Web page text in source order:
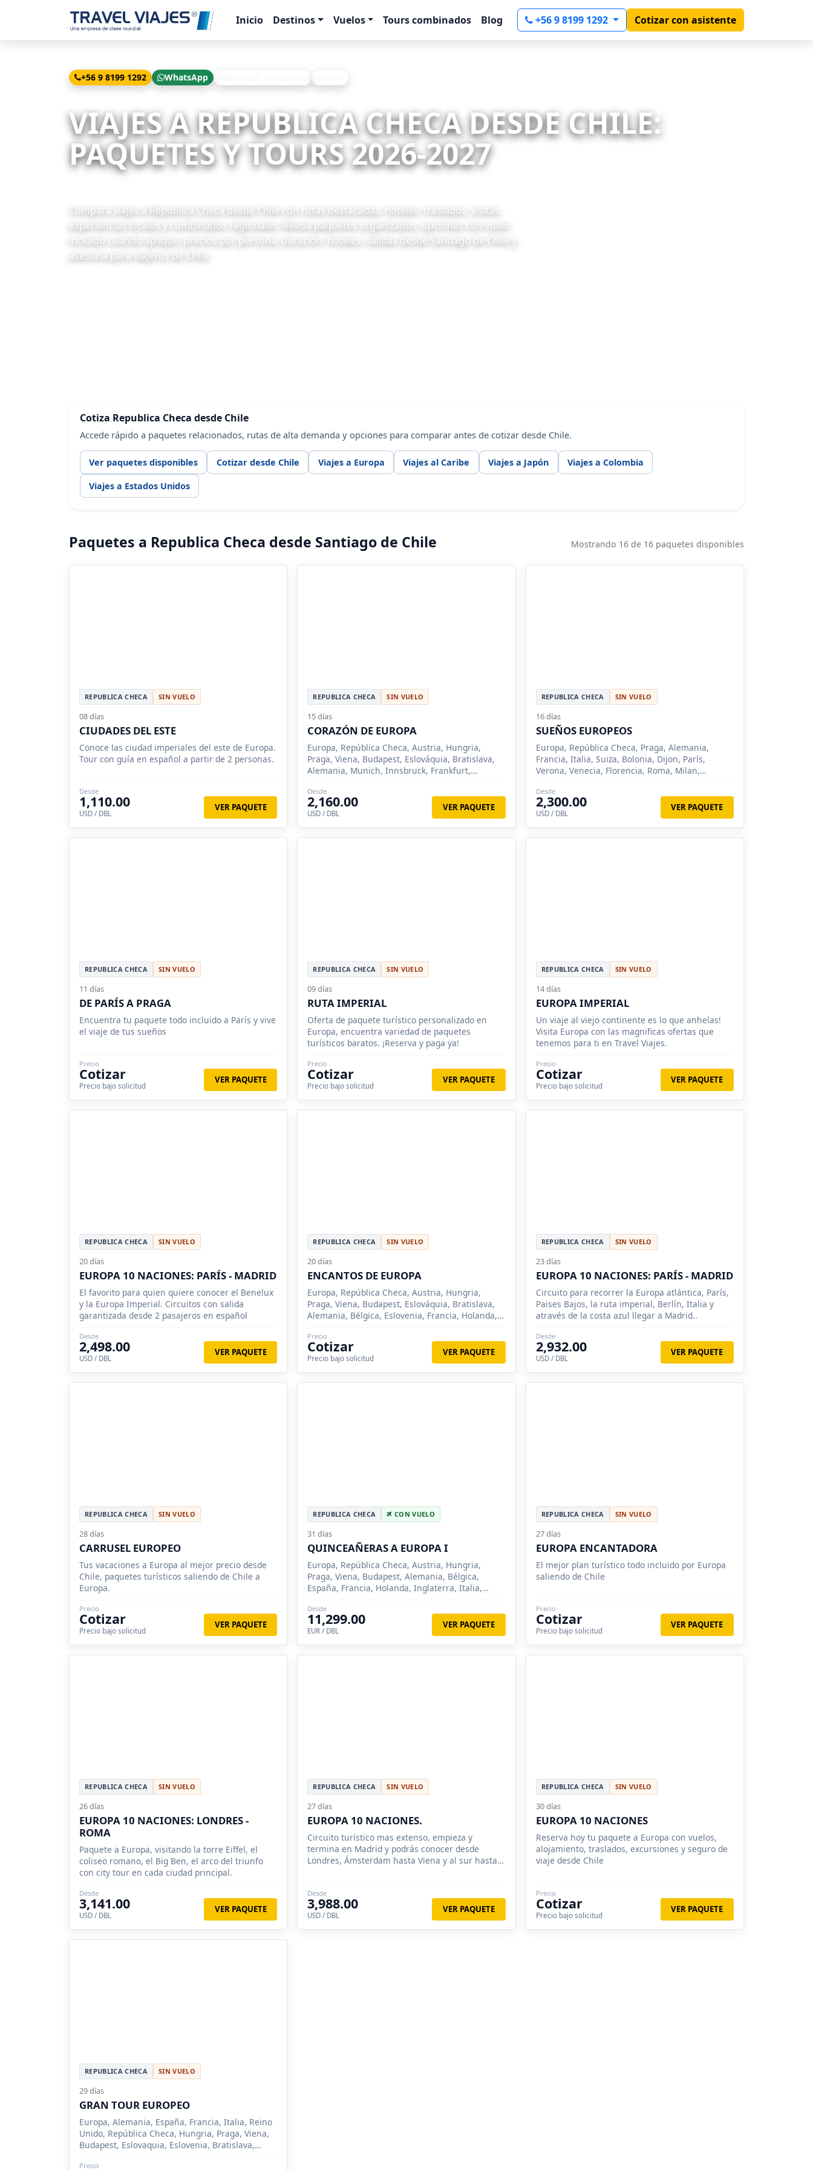
Inicio Destinos Vuelos Tours combinados Blog +56 9 8199 1292 Cotizar con asistente
+56 9 8199 1292 WhatsApp
VIAJES A REPUBLICA CHECA DESDE CHILE:
PAQUETES Y TOURS 2026-2027
Compara viajes a Republica Checa desde Chile con rutas destacadas, hoteles, traslados, visitas,
experiencias locales y combinados regionales. Revisa paquetes organizados, opciones con vuelo
incluido cuando aplique, precios por persona, duración, hoteles, salidas desde Santiago de Chile y
asesoría para viajeros de Chile.
Cotiza Republica Checa desde Chile
Accede rápido a paquetes relacionados, rutas de alta demanda y opciones para comparar antes de cotizar desde Chile.
Ver paquetes disponibles Cotizar desde Chile Viajes a Europa Viajes al Caribe Viajes a Japón Viajes a Colombia
Viajes a Estados Unidos
Paquetes a Republica Checa desde Santiago de Chile Mostrando 16 de 16 paquetes disponibles
REPUBLICA CHECA SIN VUELO
08 días
CIUDADES DEL ESTE
Conoce las ciudad imperiales del este de Europa.
Tour con guía en español a partir de 2 personas.
Desde
1,110.00
USD / DBL
VER PAQUETE
REPUBLICA CHECA SIN VUELO
15 días
CORAZÓN DE EUROPA
Europa, República Checa, Austria, Hungria,
Praga, Viena, Budapest, Eslováquia, Bratislava,
Alemania, Munich, Innsbruck, Frankfurt,
Desde
2,160.00
USD / DBL
VER PAQUETE
REPUBLICA CHECA SIN VUELO
16 días
SUEÑOS EUROPEOS
Europa, República Checa, Praga, Alemania,
Francia, Italia, Suiza, Bolonia, Dijon, París,
Verona, Venecia, Florencia, Roma, Milan,
Zurich, Nuremberg, Siena
Desde
2,300.00
USD / DBL
VER PAQUETE
REPUBLICA CHECA SIN VUELO
11 días
DE PARÍS A PRAGA
Encuentra tu paquete todo incluido a París y vive
el viaje de tus sueños
Precio
Cotizar
Precio bajo solicitud
VER PAQUETE
REPUBLICA CHECA SIN VUELO
09 días
RUTA IMPERIAL
Oferta de paquete turístico personalizado en
Europa, encuentra variedad de paquetes
turísticos baratos. ¡Reserva y paga ya!
Precio
Cotizar
Precio bajo solicitud
VER PAQUETE
REPUBLICA CHECA SIN VUELO
14 días
EUROPA IMPERIAL
Un viaje al viejo continente es lo que anhelas!
Visita Europa con las magnificas ofertas que
tenemos para ti en Travel Viajes.
Precio
Cotizar
Precio bajo solicitud
VER PAQUETE
REPUBLICA CHECA SIN VUELO
20 días
EUROPA 10 NACIONES: PARÍS - MADRID
El favorito para quien quiere conocer el Benelux
y la Europa Imperial. Circuitos con salida
garantizada desde 2 pasajeros en español
Desde
2,498.00
USD / DBL
VER PAQUETE
REPUBLICA CHECA SIN VUELO
20 días
ENCANTOS DE EUROPA
Europa, República Checa, Austria, Hungria,
Praga, Viena, Budapest, Eslováquia, Bratislava,
Alemania, Bélgica, Eslovenia, Francia, Holanda,
Bruselas, La Haya, Ámsterdam, Berlin, Dresden,
Liubliana, Hannover, Oberammergau, Füssen,
Stuttgart, Ulm, Tubinga, Gante, Estrasburgo
Precio
Cotizar
Precio bajo solicitud
VER PAQUETE
REPUBLICA CHECA SIN VUELO
23 días
EUROPA 10 NACIONES: PARÍS - MADRID
Circuito para recorrer la Europa atlántica, París,
Paises Bajos, la ruta imperial, Berlín, Italia y
através de la costa azul llegar a Madrid..
Desde
2,932.00
USD / DBL
VER PAQUETE
REPUBLICA CHECA SIN VUELO
28 días
CARRUSEL EUROPEO
Tus vacaciones a Europa al mejor precio desde
Chile, paquetes turísticos saliendo de Chile a
Europa.
Precio
Cotizar
Precio bajo solicitud
VER PAQUETE
REPUBLICA CHECA CON VUELO
31 días
QUINCEAÑERAS A EUROPA I
Europa, República Checa, Austria, Hungria,
Praga, Viena, Budapest, Alemania, Bélgica,
España, Francia, Holanda, Inglaterra, Italia,
Roma, Milan, Madrid, Zaragoza, Barcelona,
Londres, Brujas, Ámsterdam, Frankfurt, Pisa,
Lucerna, Nuremberg, Siena, Salzburgo
Desde
11,299.00
EUR / DBL
VER PAQUETE
REPUBLICA CHECA SIN VUELO
27 días
EUROPA ENCANTADORA
El mejor plan turístico todo incluido por Europa
saliendo de Chile
Precio
Cotizar
Precio bajo solicitud
VER PAQUETE
REPUBLICA CHECA SIN VUELO
26 días
EUROPA 10 NACIONES: LONDRES -
ROMA
Paquete a Europa, visitando la torre Eiffel, el
coliseo romano, el Big Ben, el arco del triunfo
con city tour en cada ciudad principal.
Desde
3,141.00
USD / DBL
VER PAQUETE
REPUBLICA CHECA SIN VUELO
27 días
EUROPA 10 NACIONES.
Circuito turístico mas extenso, empieza y
termina en Madrid y podrás conocer desde
Londres, Ámsterdam hasta Viena y al sur hasta
Desde
3,988.00
USD / DBL
VER PAQUETE
REPUBLICA CHECA SIN VUELO
30 días
EUROPA 10 NACIONES
Reserva hoy tu paquete a Europa con vuelos,
alojamiento, traslados, excursiones y seguro de
viaje desde Chile
Precio
Cotizar
Precio bajo solicitud
VER PAQUETE
REPUBLICA CHECA SIN VUELO
29 días
GRAN TOUR EUROPEO
Europa, Alemania, España, Francia, Italia, Reino
Unido, República Checa, Hungria, Praga, Viena,
Budapest, Eslovaquia, Eslovenia, Bratislava,
Precio